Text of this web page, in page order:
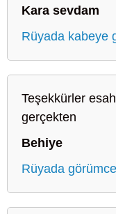
Kara sevdam
Rüyada kabeye
Teşekkürler
gerçekten
Behiye
Rüyada